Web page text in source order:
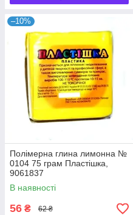
–10%
Полімерна глина лимонна №
0104 75 грам Пластішка,
9061837
В наявності
56 ₴ 62 ₴